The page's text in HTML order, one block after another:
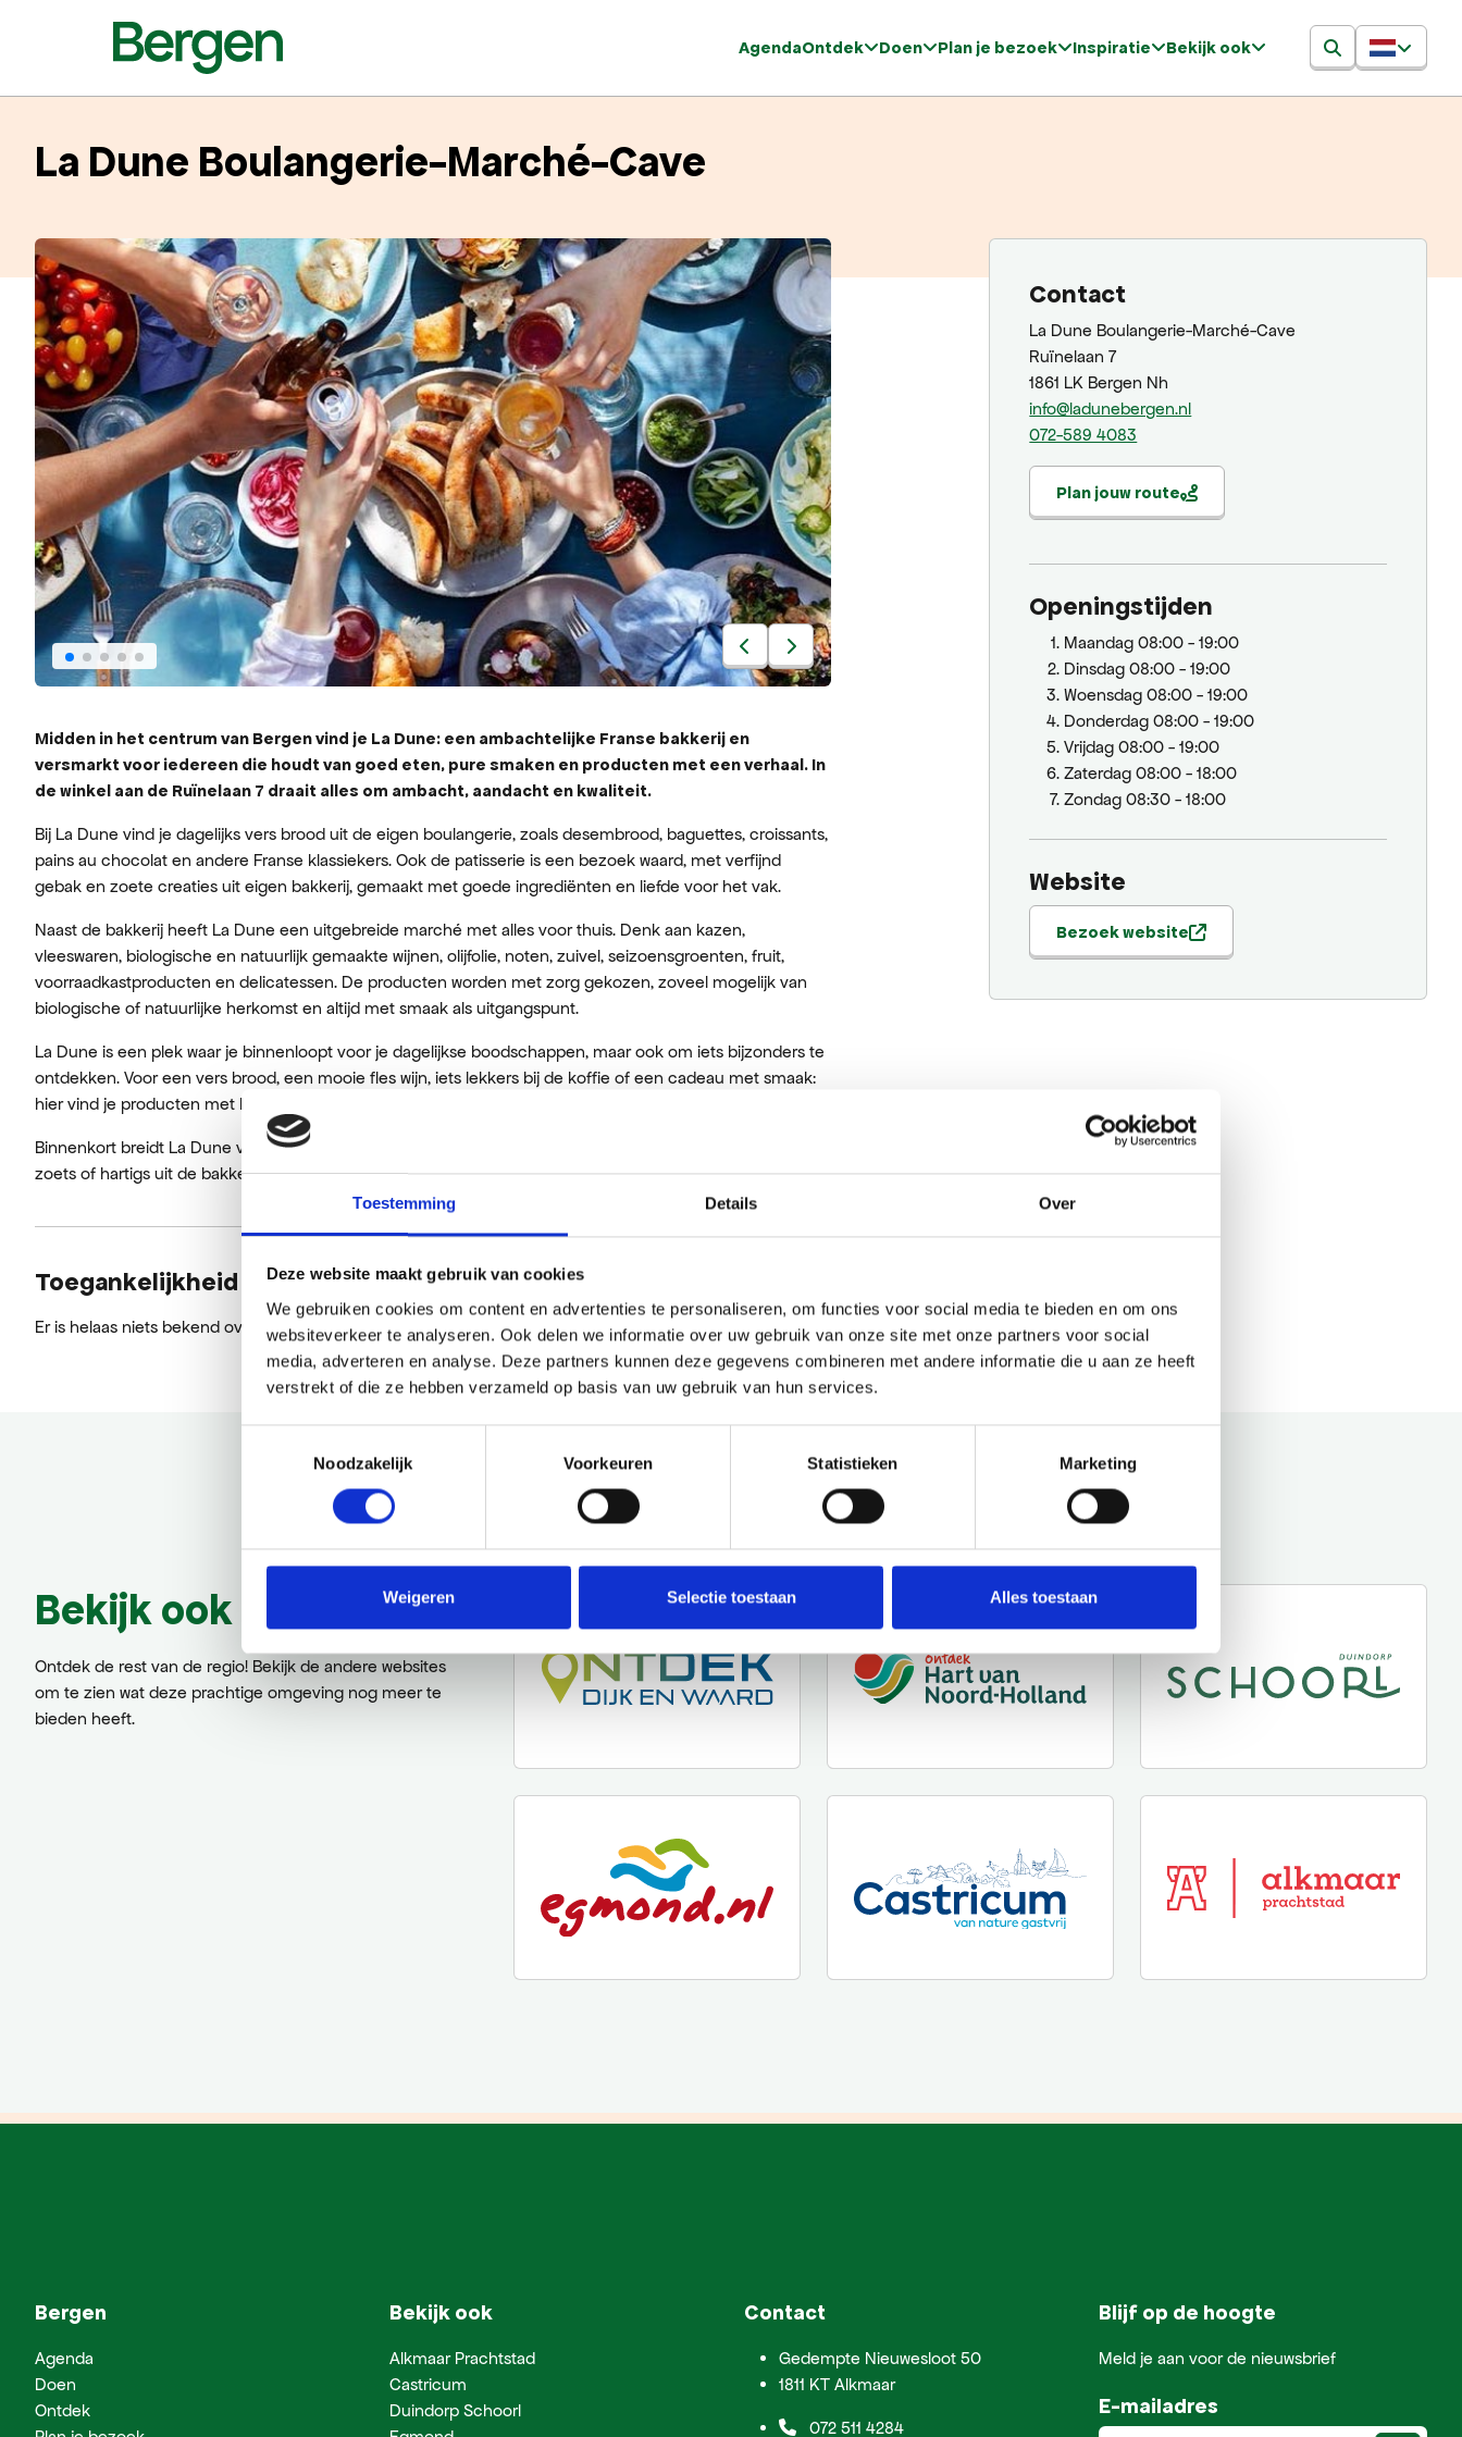
Toestemming Details Over
Deze website maakt gebruik van cookies
We gebruiken cookies om content en advertenties te personaliseren, om functies voor social media te bieden en om ons
websiteverkeer te analyseren. Ook delen we informatie over uw gebruik van onze site met onze partners voor social
media, adverteren en analyse. Deze partners kunnen deze gegevens combineren met andere informatie die u aan ze heeft
verstrekt of die ze hebben verzameld op basis van uw gebruik van hun services.
Noodzakelijk
Voorkeuren Statistieken Marketing
Weigeren Selectie toestaan Alles toestaan
AgendaOntdek Doen Plan je bezoek Inspiratie Bekijk ook
La Dune Boulangerie-Marché-Cave
Midden in het centrum van Bergen vind je La Dune: een ambachtelijke Franse bakkerij en
versmarkt voor iedereen die houdt van goed eten, pure smaken en producten met een verhaal. In
de winkel aan de Ruïnelaan 7 draait alles om ambacht, aandacht en kwaliteit.
Bij La Dune vind je dagelijks vers brood uit de eigen boulangerie, zoals desembrood, baguettes, croissants,
pains au chocolat en andere Franse klassiekers. Ook de patisserie is een bezoek waard, met verfijnd
gebak en zoete creaties uit eigen bakkerij, gemaakt met goede ingrediënten en liefde voor het vak.
Naast de bakkerij heeft La Dune een uitgebreide marché met alles voor thuis. Denk aan kazen,
vleeswaren, biologische en natuurlijk gemaakte wijnen, olijfolie, noten, zuivel, seizoensgroenten, fruit,
voorraadkastproducten en delicatessen. De producten worden met zorg gekozen, zoveel mogelijk van
biologische of natuurlijke herkomst en altijd met smaak als uitgangspunt.
La Dune is een plek waar je binnenloopt voor je dagelijkse boodschappen, maar ook om iets bijzonders te
ontdekken. Voor een vers brood, een mooie fles wijn, iets lekkers bij de koffie of een cadeau met smaak:
hier vind je producten met karakter, herkomst en ziel.
Binnenkort breidt La Dune verder uit met een bakkerijcafé. Daar kun je straks terecht voor koffie, iets
zoets of hartigs uit de bakkerij en belegde baguettes.
Toegankelijkheid
Er is helaas niets bekend over de toegankelijkheid.
Contact
La Dune Boulangerie-Marché-Cave
Ruïnelaan 7
1861 LK Bergen Nh
info@ladunebergen.nl
072-589 4083
Plan jouw route
Openingstijden
Maandag08:00 - 19:00
Dinsdag08:00 - 19:00
Woensdag08:00 - 19:00
Donderdag08:00 - 19:00
Vrijdag08:00 - 19:00
Zaterdag08:00 - 18:00
Zondag08:30 - 18:00
Website
Bezoek website
Bekijk ook eens
Ontdek de rest van de regio! Bekijk de andere websites
om te zien wat deze prachtige omgeving nog meer te
bieden heeft.
Bergen
Agenda
Doen
Ontdek
Bekijk ook
Alkmaar Prachtstad
Castricum
Duindorp Schoorl
Contact
Gedempte Nieuwesloot 50
1811 KT Alkmaar
072 511 4284
Blijf op de hoogte
Meld je aan voor de nieuwsbrief
E-mailadres